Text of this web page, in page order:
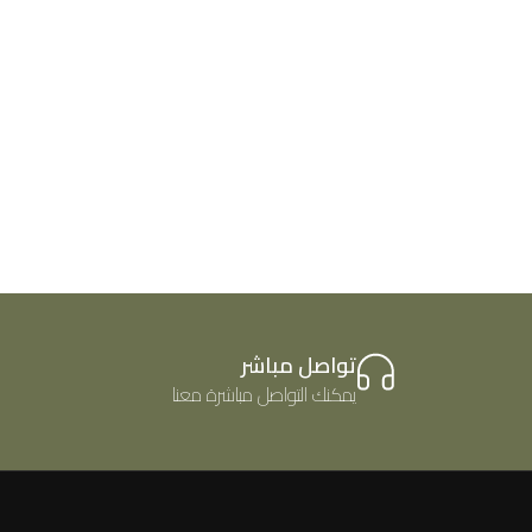
تواصل مباشر
يمكنك التواصل مباشرة معنا